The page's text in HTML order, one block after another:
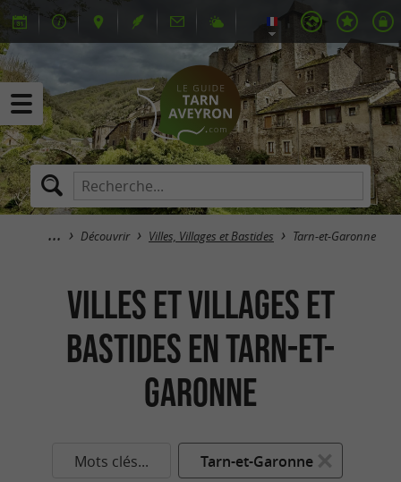
Découvrir Villes, Villages et Bastides Tarn-et-Garonne
Villes et Villages et
bastides en Tarn-et-
Garonne
Mots clés... Tarn-et-Garonne